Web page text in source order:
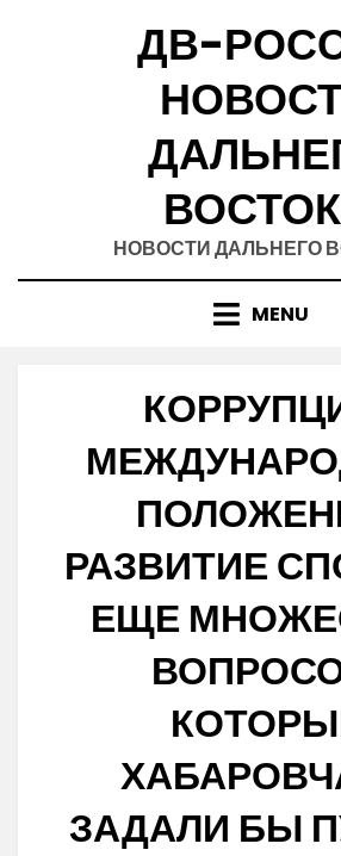
ДВ-
НОВОСТИ ДАЛЬНЕГО
MENU
РАЗВИТИЕ
ЕЩЕ
ЗАДАЛИ БЫ